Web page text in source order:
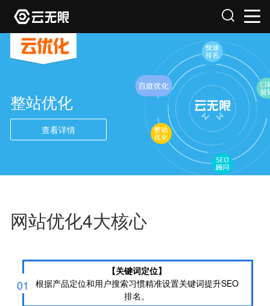
整站优化
查看详情
网站优化4大核心
01
【关键词定位】
根据产品定位和用户搜索习惯精准设置关键词提升SEO
排名。